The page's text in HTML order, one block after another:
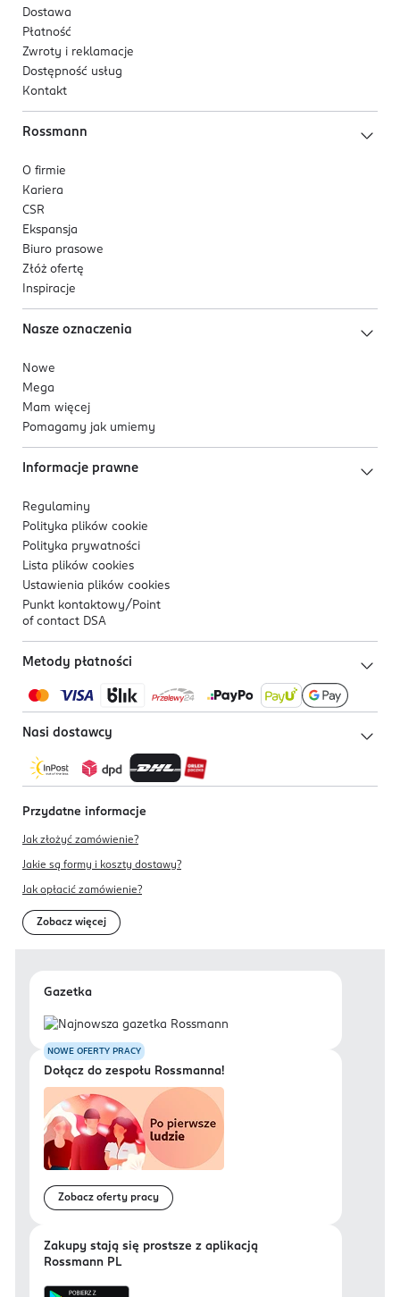
Dostawa
Płatność
Zwroty i reklamacje
Dostępność usług
Kontakt
Rossmann
O firmie
Kariera
CSR
Ekspansja
Biuro prasowe
Złóż ofertę
Inspiracje
Nasze oznaczenia
Nowe
Mega
Mam więcej
Pomagamy jak umiemy
Informacje prawne
Regulaminy
Polityka plików cookie
Polityka prywatności
Lista plików cookies
Ustawienia plików cookies
Punkt kontaktowy/ Point
of contact DSA
Metody płatności
Nasi dostawcy
Przydatne informacje
Jak złożyć zamówienie?
Jakie są formy i koszty dostawy?
Jak opłacić zamówienie?
Zobacz więcej
Gazetka
NOWE OFERTY PRACY
Dołącz do zespołu Rossmanna!
Zobacz oferty pracy
Zakupy stają się prostsze z aplikacją
Rossmann PL